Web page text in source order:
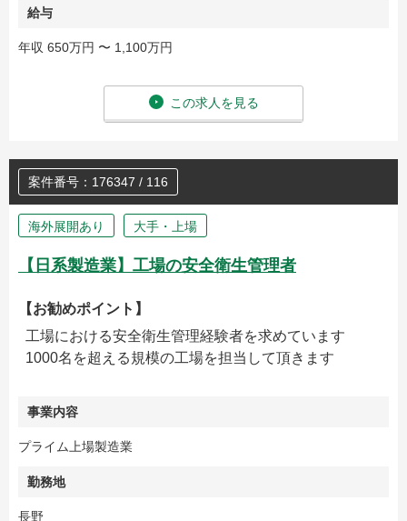
給与
年収 650万円 〜 1,100万円
この求人を見る
案件番号：176347 / 116
海外展開あり 大手・上場
【日系製造業】工場の安全衛生管理者
【お勧めポイント】
工場における安全衛生管理経験者を求めています
1000名を超える規模の工場を担当して頂きます
事業内容
プライム上場製造業
勤務地
長野